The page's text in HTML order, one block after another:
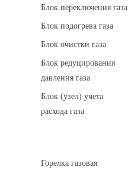
Блок переключения газа
Блок подогрева газа
Блок очистки газа
Блок редуцирования
давления газа
Блок (узел) учета
расхода газа
Горелка газовая